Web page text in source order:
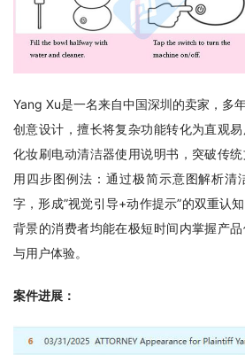
Yang Xu是一名来自中国深圳的卖家，多
创意设计，擅长将复杂功能转化为直观
化妆刷电动清洁器使用说明书，突破传
用四步图例法：通过极简示意图解析清
字，形成”视觉引导+动作提示”的双重认
背景的消费者均能在极短时间内掌握产
与用户体验。
案件进展：